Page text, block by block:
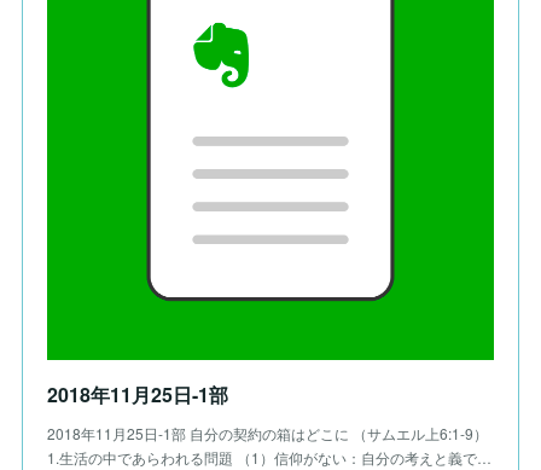
2018年11月25日-1部
2018年11月25日-1部 自分の契約の箱はどこに （サムエル上6:1-9）
1.生活の中であらわれる問題 （1）信仰がない：自分の考えと義で…